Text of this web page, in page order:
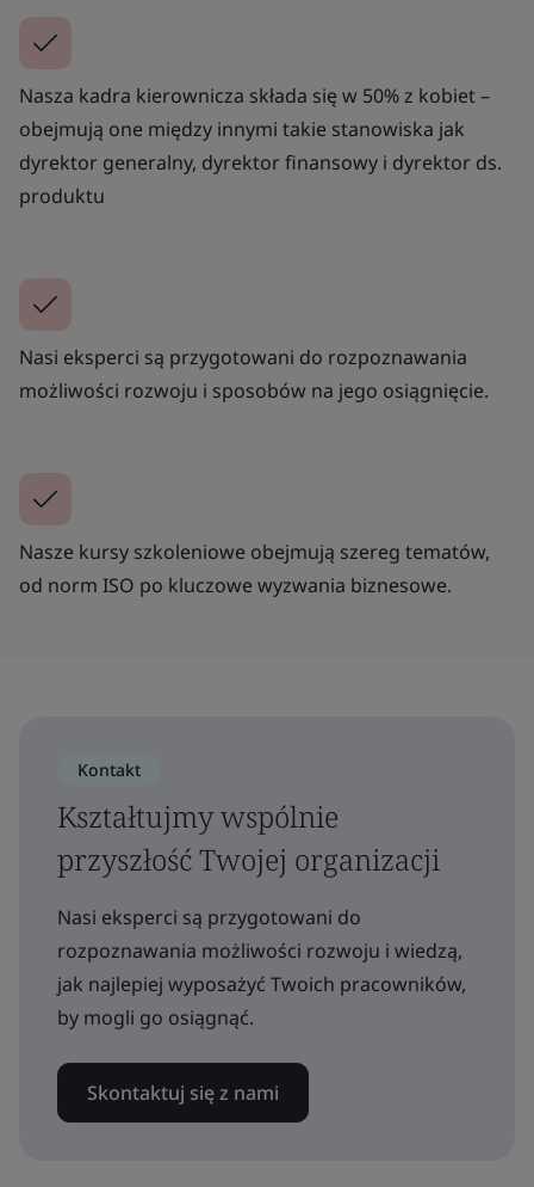
Nasza kadra kierownicza składa się w 50% z kobiet –
obejmują one między innymi takie stanowiska jak
dyrektor generalny, dyrektor finansowy i dyrektor ds.
produktu
Nasi eksperci są przygotowani do rozpoznawania
możliwości rozwoju i sposobów na jego osiągnięcie.
Nasze kursy szkoleniowe obejmują szereg tematów,
od norm ISO po kluczowe wyzwania biznesowe.
Kontakt
Kształtujmy wspólnie
przyszłość Twojej organizacji
Nasi eksperci są przygotowani do
rozpoznawania możliwości rozwoju i wiedzą,
jak najlepiej wyposażyć Twoich pracowników,
by mogli go osiągnąć.
Skontaktuj się z nami